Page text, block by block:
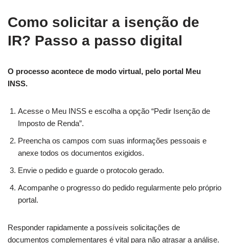
Como solicitar a isenção de
IR? Passo a passo digital
O processo acontece de modo virtual, pelo portal Meu
INSS.
Acesse o Meu INSS e escolha a opção “Pedir Isenção de
Imposto de Renda”.
Preencha os campos com suas informações pessoais e
anexe todos os documentos exigidos.
Envie o pedido e guarde o protocolo gerado.
Acompanhe o progresso do pedido regularmente pelo próprio
portal.
Responder rapidamente a possíveis solicitações de
documentos complementares é vital para não atrasar a análise.